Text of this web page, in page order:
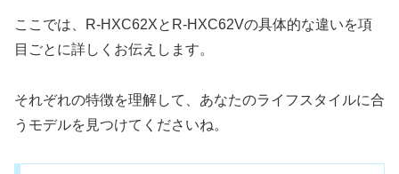
ここでは、R-HXC62XとR-HXC62Vの具体的な違いを項
目ごとに詳しくお伝えします。
それぞれの特徴を理解して、あなたのライフスタイルに合
うモデルを見つけてくださいね。